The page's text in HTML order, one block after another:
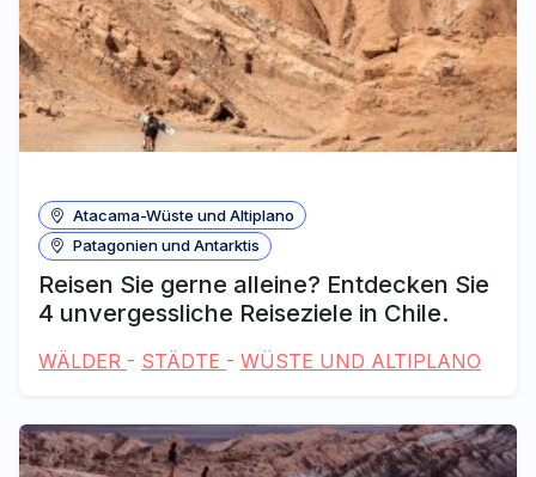
Atacama-Wüste und Altiplano
Patagonien und Antarktis
Reisen Sie gerne alleine? Entdecken Sie
4 unvergessliche Reiseziele in Chile.
WÄLDER - STÄDTE - WÜSTE UND ALTIPLANO